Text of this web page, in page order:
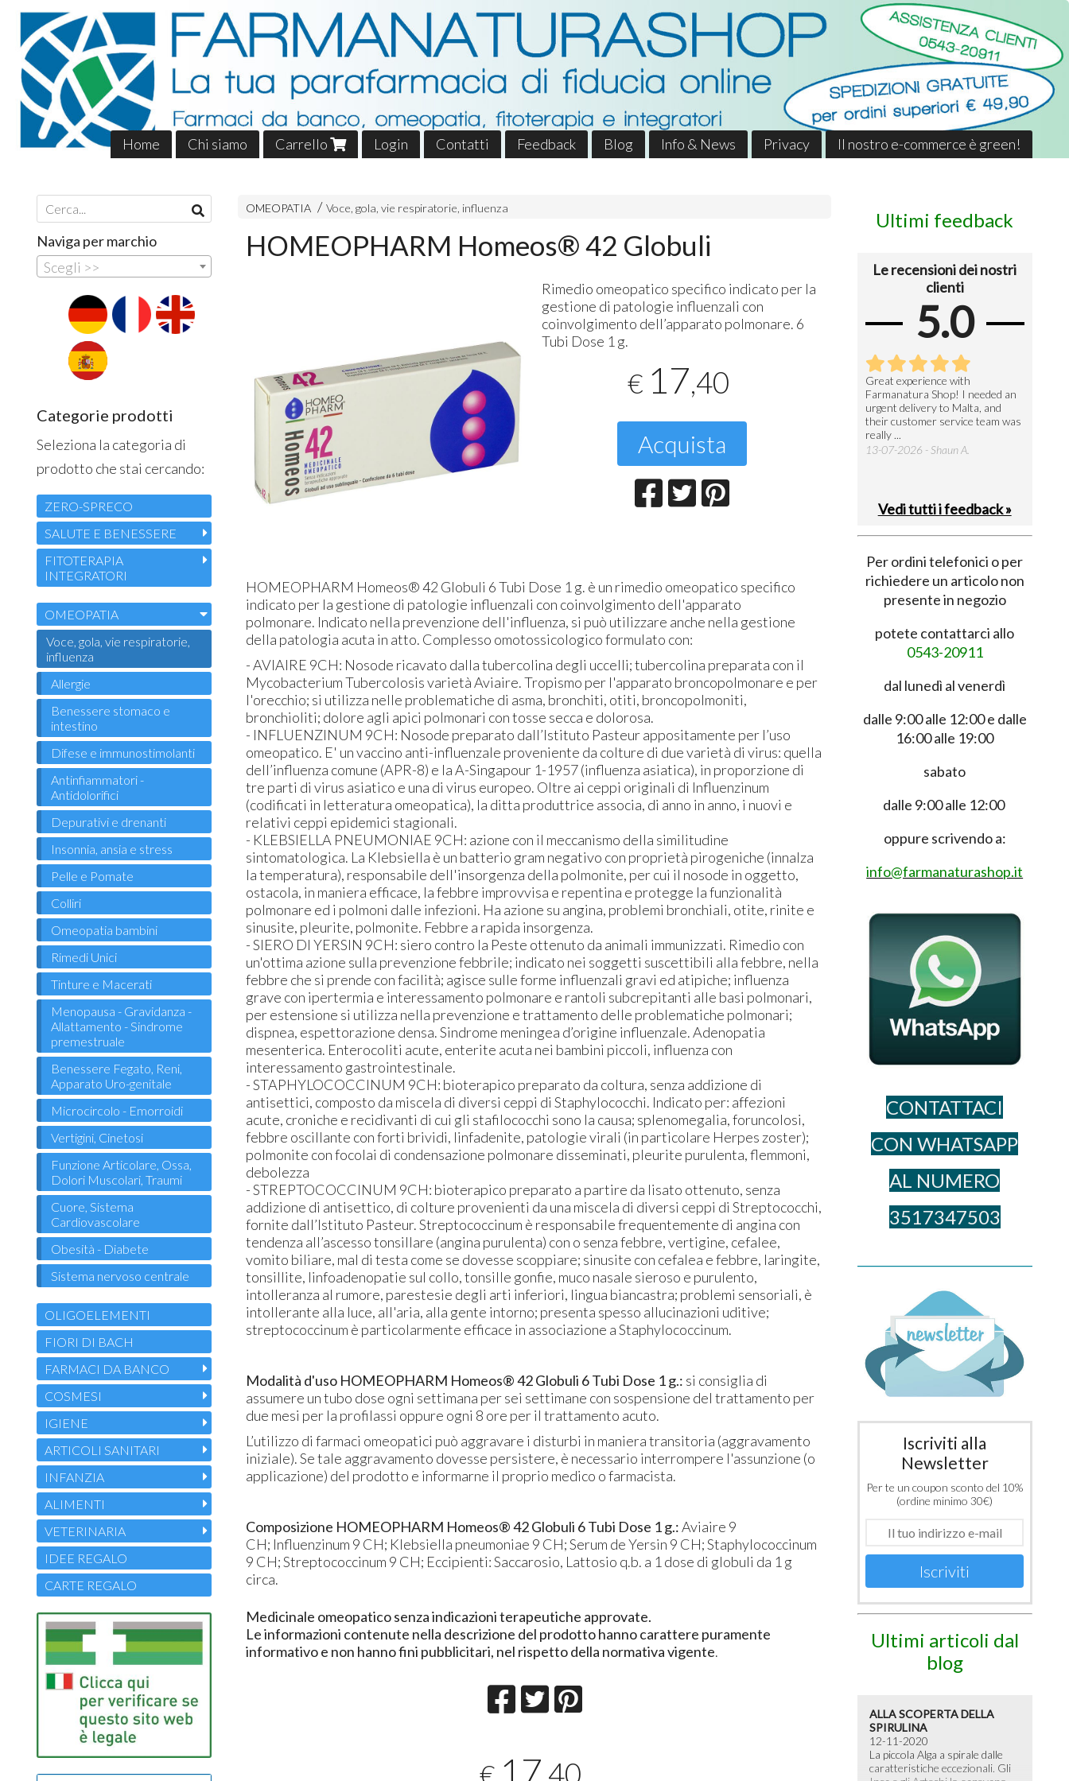
Home Chi siamo Carrello Login Contatti Feedback Blog Info & News Privacy Il nostro e-commerce è green!
OMEOPATIA Voce, gola, vie respiratorie, influenza
HOMEOPHARM Homeos® 42 Globuli
Rimedio omeopatico specifico indicato per la
gestione di patologie influenzali con
coinvolgimento dell’apparato polmonare. 6
Tubi Dose 1 g.
€ 17,40
Acquista
HOMEOPHARM Homeos® 42 Globuli 6 Tubi Dose 1 g. è un rimedio omeopatico specifico
indicato per la gestione di patologie influenzali con coinvolgimento dell'apparato
polmonare. Indicato nella prevenzione dell'influenza, si può utilizzare anche nella gestione
della patologia acuta in atto. Complesso omotossicologico formulato con:
- AVIAIRE 9CH: Nosode ricavato dalla tubercolina degli uccelli; tubercolina preparata con il
Mycobacterium Tubercolosis varietà Aviaire. Tropismo per l'apparato broncopolmonare e per
l'orecchio; si utilizza nelle problematiche di asma, bronchiti, otiti, broncopolmoniti,
bronchioliti; dolore agli apici polmonari con tosse secca e dolorosa.
- INFLUENZINUM 9CH: Nosode preparato dall’Istituto Pasteur appositamente per l’uso
omeopatico. E' un vaccino anti-influenzale proveniente da colture di due varietà di virus: quella
dell’influenza comune (APR-8) e la A-Singapour 1-1957 (influenza asiatica), in proporzione di
tre parti di virus asiatico e una di virus europeo. Oltre ai ceppi originali di Influenzinum
(codificati in letteratura omeopatica), la ditta produttrice associa, di anno in anno, i nuovi e
relativi ceppi epidemici stagionali.
- KLEBSIELLA PNEUMONIAE 9CH: azione con il meccanismo della similitudine
sintomatologica. La Klebsiella è un batterio gram negativo con proprietà pirogeniche (innalza
la temperatura), responsabile dell'insorgenza della polmonite, per cui il nosode in oggetto,
ostacola, in maniera efficace, la febbre improvvisa e repentina e protegge la funzionalità
polmonare ed i polmoni dalle infezioni. Ha azione su angina, problemi bronchiali, otite, rinite e
sinusite, pleurite, polmonite. Febbre a rapida insorgenza.
- SIERO DI YERSIN 9CH: siero contro la Peste ottenuto da animali immunizzati. Rimedio con
un'ottima azione sulla prevenzione febbrile; indicato nei soggetti suscettibili alla febbre, nella
febbre che si prende con facilità; agisce sulle forme influenzali gravi ed atipiche; influenza
grave con ipertermia e interessamento polmonare e rantoli subcrepitanti alle basi polmonari,
per estensione si utilizza nella prevenzione e trattamento delle problematiche polmonari;
dispnea, espettorazione densa. Sindrome meningea d’origine influenzale. Adenopatia
mesenterica. Enterocoliti acute, enterite acuta nei bambini piccoli, influenza con
interessamento gastrointestinale.
- STAPHYLOCOCCINUM 9CH: bioterapico preparato da coltura, senza addizione di
antisettici, composto da miscela di diversi ceppi di Staphylococchi. Indicato per: affezioni
acute, croniche e recidivanti di cui gli stafilococchi sono la causa; splenomegalia, foruncolosi,
febbre oscillante con forti brividi, linfadenite, patologie virali (in particolare Herpes zoster);
polmonite con focolai di condensazione polmonare disseminati, pleurite purulenta, flemmoni,
debolezza
- STREPTOCOCCINUM 9CH: bioterapico preparato a partire da lisato ottenuto, senza
addizione di antisettico, di colture provenienti da una miscela di diversi ceppi di Streptococchi,
fornite dall’Istituto Pasteur. Streptococcinum è responsabile frequentemente di angina con
tendenza all’ascesso tonsillare (angina purulenta) con o senza febbre, vertigine, cefalee,
vomito biliare, mal di testa come se dovesse scoppiare; sinusite con cefalea e febbre, laringite,
tonsillite, linfoadenopatie sul collo, tonsille gonfie, muco nasale sieroso e purulento,
intolleranza al rumore, parestesie degli arti inferiori, lingua biancastra; problemi sensoriali, è
intollerante alla luce, all'aria, alla gente intorno; presenta spesso allucinazioni uditive;
streptococcinum è particolarmente efficace in associazione a Staphylococcinum.
Modalità d'uso HOMEOPHARM Homeos® 42 Globuli 6 Tubi Dose 1 g.: si consiglia di
assumere un tubo dose ogni settimana per sei settimane con sospensione del trattamento per
due mesi per la profilassi oppure ogni 8 ore per il trattamento acuto.
L’utilizzo di farmaci omeopatici può aggravare i disturbi in maniera transitoria (aggravamento
iniziale). Se tale aggravamento dovesse persistere, è necessario interrompere l'assunzione (o
applicazione) del prodotto e informarne il proprio medico o farmacista.
Composizione HOMEOPHARM Homeos® 42 Globuli 6 Tubi Dose 1 g.:Aviaire 9
CH; Influenzinum 9 CH; Klebsiella pneumoniae 9 CH; Serum de Yersin 9 CH; Staphylococcinum
9 CH; Streptococcinum 9 CH; Eccipienti: Saccarosio, Lattosio q.b. a 1 dose di globuli da 1 g
circa.
Medicinale omeopatico senza indicazioni terapeutiche approvate.
Le informazioni contenute nella descrizione del prodotto hanno carattere puramente
informativo e non hanno fini pubblicitari, nel rispetto della normativa vigente.
17
Naviga per marchio
Scegli >>
Categorie prodotti
Seleziona la categoria di
prodotto che stai cercando:
ZERO-SPRECO
SALUTE E BENESSERE
FITOTERAPIA
INTEGRATORI
OMEOPATIA
Voce, gola, vie respiratorie,
influenza
Allergie
Benessere stomaco e
intestino
Difese e immunostimolanti
Antinfiammatori -
Antidolorifici
Depurativi e drenanti
Insonnia, ansia e stress
Pelle e Pomate
Colliri
Omeopatia bambini
Rimedi Unici
Tinture e Macerati
Menopausa - Gravidanza -
Allattamento - Sindrome
premestruale
Benessere Fegato, Reni,
Apparato Uro-genitale
Microcircolo - Emorroidi
Vertigini, Cinetosi
Funzione Articolare, Ossa,
Dolori Muscolari, Traumi
Cuore, Sistema
Cardiovascolare
Obesità - Diabete
Sistema nervoso centrale
OLIGOELEMENTI
FIORI DI BACH
FARMACI DA BANCO
COSMESI
IGIENE
ARTICOLI SANITARI
INFANZIA
ALIMENTI
VETERINARIA
IDEE REGALO
CARTE REGALO
Ultimi feedback
Le recensioni dei nostri
clienti
5.0
Tutto perfetto
27-07-2026 - Ruggero V.
Great experience with
Farmanatura Shop! I needed an
urgent delivery to Malta, and
their customer service team was
really ...
13-07-2026 - Shaun A.
Vedi tutti i feedback »
Per ordini telefonici o per
richiedere un articolo non
presente in negozio
potete contattarci allo
0543-20911
dal lunedì al venerdì
dalle 9:00 alle 12:00 e dalle
16:00 alle 19:00
sabato
dalle 9:00 alle 12:00
oppure scrivendo a:
info@farmanaturashop.it
CONTATTACI
CON WHATSAPP
AL NUME​RO
3517347503
Iscriviti alla
Newsletter
Per te un coupon sconto del 10%
(ordine minimo 30€)
Iscriviti
Ultimi articoli dal
blog
ALLA SCOPERTA DELLA
SPIRULINA
12-11-2020
La piccola Alga a spirale dalle
caratteristiche eccezionali. Gli